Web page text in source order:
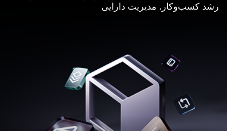
رشد کسب‌وکار. مدیریت دارایی